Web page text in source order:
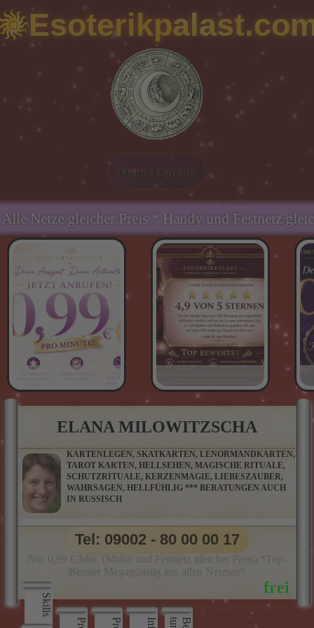
Menü / Suche
und Festnetz gleicher Preis * Immer
ELANA MILOWITZSCHA
KARTENLEGEN, SKATKARTEN, LENORMANDKARTEN,
TAROT KARTEN, HELLSEHEN, MAGISCHE RITUALE,
SCHUTZRITUALE, KERZENMAGIE, LIEBESZAUBER,
WAHRSAGEN, HELLFÜHLIG *** BERATUNGEN AUCH
IN RUSSISCH
Skills
Tel: 09002 - 80 00 00 17